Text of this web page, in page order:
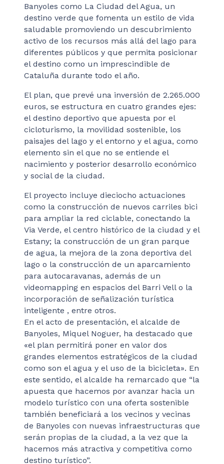
Banyoles como La Ciudad del Agua, un
destino verde que fomenta un estilo de vida
saludable promoviendo un descubrimiento
activo de los recursos más allá del lago para
diferentes públicos y que permita posicionar
el destino como un imprescindible de
Cataluña durante todo el año.
El plan, que prevé una inversión de 2.265.000
euros, se estructura en cuatro grandes ejes:
el destino deportivo que apuesta por el
cicloturismo, la movilidad sostenible, los
paisajes del lago y el entorno y el agua, como
elemento sin el que no se entiende el
nacimiento y posterior desarrollo económico
y social de la ciudad.
El proyecto incluye dieciocho actuaciones
como la construcción de nuevos carriles bici
para ampliar la red ciclable, conectando la
Via Verde, el centro histórico de la ciudad y el
Estany; la construcción de un gran parque
de agua, la mejora de la zona deportiva del
lago o la construcción de un aparcamiento
para autocaravanas, además de un
videomapping en espacios del Barri Vell o la
incorporación de señalización turística
inteligente , entre otros.
En el acto de presentación, el alcalde de
Banyoles, Miquel Noguer, ha destacado que
«el plan permitirá poner en valor dos
grandes elementos estratégicos de la ciudad
como son el agua y el uso de la bicicleta». En
este sentido, el alcalde ha remarcado que “la
apuesta que hacemos por avanzar hacia un
modelo turístico con una oferta sostenible
también beneficiará a los vecinos y vecinas
de Banyoles con nuevas infraestructuras que
serán propias de la ciudad, a la vez que la
hacemos más atractiva y competitiva como
destino turístico”.